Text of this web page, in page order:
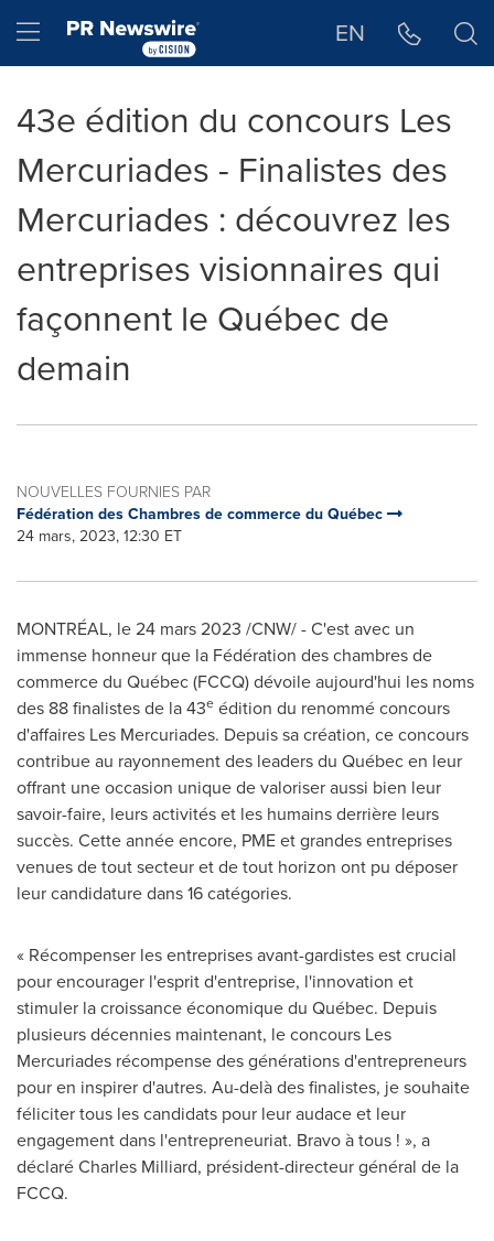
Hamburger menu EN
43e édition du concours Les
Mercuriades - Finalistes des
Mercuriades : découvrez les
entreprises visionnaires qui
façonnent le Québec de
demain
NOUVELLES FOURNIES PAR
Fédération des Chambres de commerce du Québec
24 mars, 2023, 12:30 ET
MONTRÉAL, le 24 mars 2023 /CNW/ - C'est avec un
immense honneur que la Fédération des chambres de
commerce du Québec (FCCQ) dévoile aujourd'hui les noms
des 88 finalistes de la 43e édition du renommé concours
d'affaires Les Mercuriades. Depuis sa création, ce concours
contribue au rayonnement des leaders du Québec en leur
offrant une occasion unique de valoriser aussi bien leur
savoir-faire, leurs activités et les humains derrière leurs
succès. Cette année encore, PME et grandes entreprises
venues de tout secteur et de tout horizon ont pu déposer
leur candidature dans 16 catégories.
« Récompenser les entreprises avant-gardistes est crucial
pour encourager l'esprit d'entreprise, l'innovation et
stimuler la croissance économique du Québec. Depuis
plusieurs décennies maintenant, le concours Les
Mercuriades récompense des générations d'entrepreneurs
pour en inspirer d'autres. Au-delà des finalistes, je souhaite
féliciter tous les candidats pour leur audace et leur
engagement dans l'entrepreneuriat. Bravo à tous ! », a
déclaréCharles Milliard, président-directeur général de la
FCCQ.